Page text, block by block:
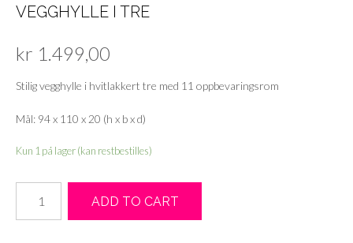
VEGGHYLLE I TRE
kr 1.499,00
Stilig vegghylle i hvitlakkert tre med 11 oppbevaringsrom
Mål: 94 x 110 x 20 (h x b x d)
Kun 1 på lager (kan restbestilles)
tre
ADD TO CART